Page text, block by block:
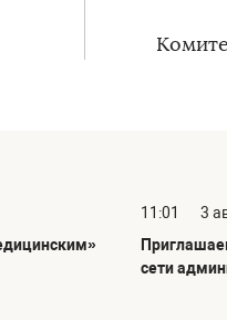
11:01
3
сети